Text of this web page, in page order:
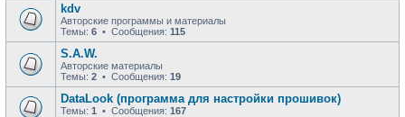
kdv
Авторские программы и материалы
Темы: 6 • Сообщения: 115
S.A.W.
Авторские материалы
Темы: 2 • Сообщения: 19
DataLook (программа для настройки прошивок)
Темы: 1 • Сообщения: 167